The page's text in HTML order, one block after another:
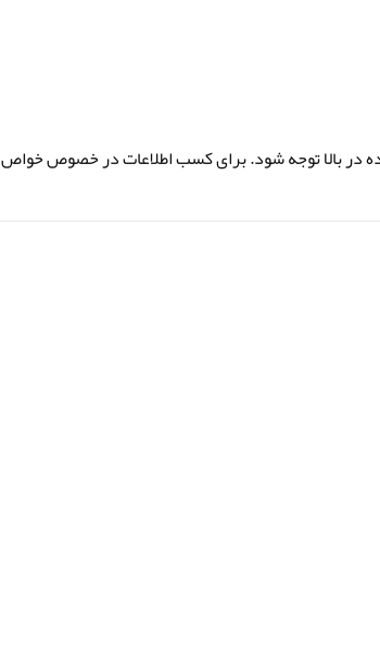
در بالا توجه شود. برای کسب اطلاعات در خصوص خواص